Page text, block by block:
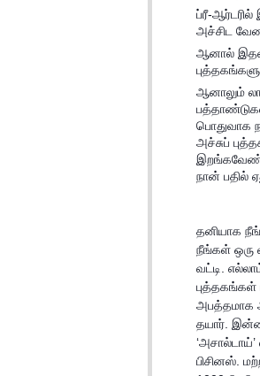
ப்ரீ-
அச்சிட
ஆனால்
ஆனாலும்
பொதுவாக
அச்சுப்
நான் பதில்
தனியாக
நீங்கள் ஒரு
வட்டி.
புத்தகங்கள்
அபத்தமாக
தயார்.
பிசினஸ்.